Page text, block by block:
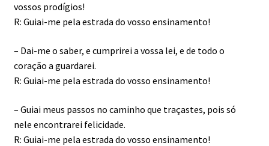
vossos prodígios!
R: Guiai-me pela estrada do vosso ensinamento!
– Dai-me o saber, e cumprirei a vossa lei, e de todo o
coração a guardarei.
R: Guiai-me pela estrada do vosso ensinamento!
– Guiai meus passos no caminho que traçastes, pois só
nele encontrarei felicidade.
R: Guiai-me pela estrada do vosso ensinamento!